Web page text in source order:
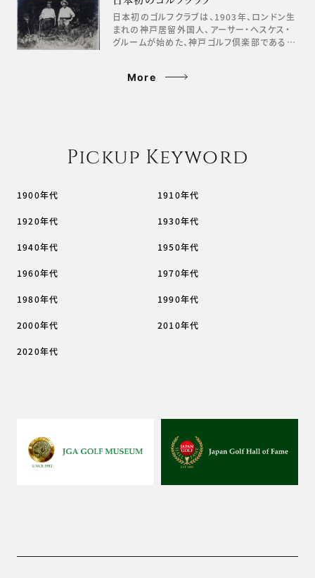
日本初のゴルフクラブは、1903年、ロンドン生
まれの神戸居留外国人、アーサー・ヘスケス・
グルームが始めた、神戸ゴルフ倶楽部である…
More
Pickup Keyword
1900年代 1910年代
1920年代 1930年代
1940年代 1950年代
1960年代 1970年代
1980年代 1990年代
2000年代 2010年代
2020年代